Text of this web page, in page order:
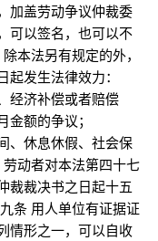
加盖劳动争议仲裁委
可以签名，也可以不
法另有规定的外，
发生法律效力：
济补偿或者赔偿
月金额的争议；
、休息休假、社会保
动者对本法第四十七
裁裁决书之日起十五
用人单位有证据证
情形之一，可以自收